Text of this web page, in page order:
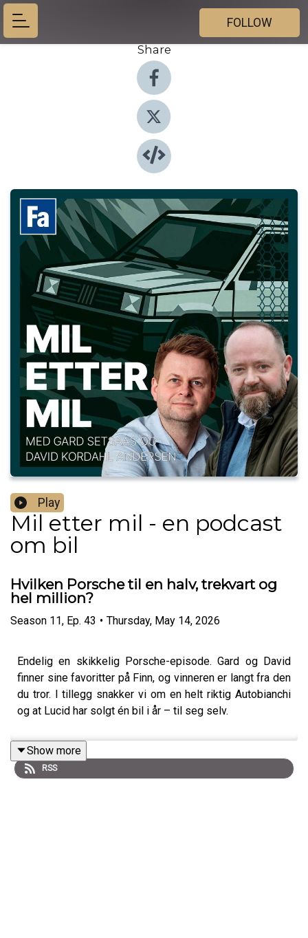
FOLLOW
Share
Play
Mil etter mil - en podcast
om bil
Hvilken Porsche til en halv, trekvart og
hel million?
Season 11, Ep. 43 • Thursday, May 14, 2026
Endelig en skikkelig Porsche-episode. Gard og David
finner sine favoritter på Finn, og vinneren er langt fra den
du tror. I tillegg snakker vi om en helt riktig Autobianchi
og at Lucid har solgt én bil i år – til seg selv.
Show more
RSS